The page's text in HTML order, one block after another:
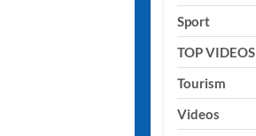
Sport
TOP VIDEOS
Tourism
Videos